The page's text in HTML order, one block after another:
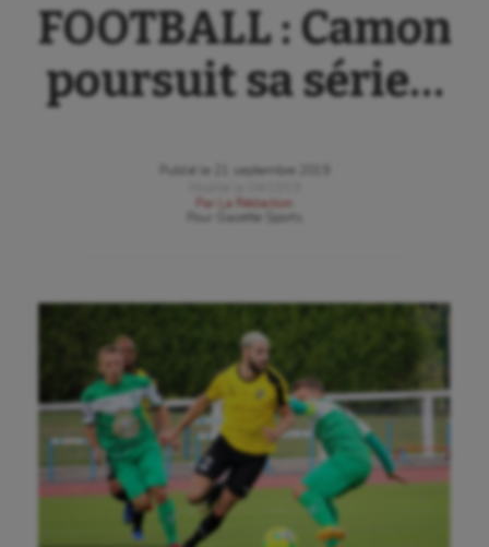
FOOTBALL : Camon
poursuit sa série…
Publié le
21 septembre 2019
Par
La Rédaction
Gazette Sports